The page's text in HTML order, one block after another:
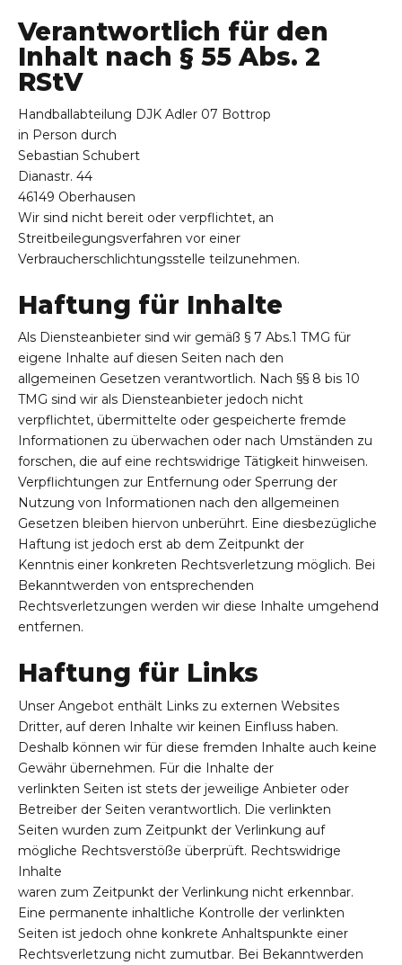
Verantwortlich für den
Inhalt nach § 55 Abs. 2
RStV
Handballabteilung DJK Adler 07 Bottrop
in Person durch
Sebastian Schubert
Dianastr. 44
46149 Oberhausen
Wir sind nicht bereit oder verpflichtet, an
Streitbeilegungsverfahren vor einer
Verbraucherschlichtungsstelle teilzunehmen.
Haftung für Inhalte
Als Diensteanbieter sind wir gemäß § 7 Abs.1 TMG für
eigene Inhalte auf diesen Seiten nach den
allgemeinen Gesetzen verantwortlich. Nach §§ 8 bis 10
TMG sind wir als Diensteanbieter jedoch nicht
verpflichtet, übermittelte oder gespeicherte fremde
Informationen zu überwachen oder nach Umständen zu
forschen, die auf eine rechtswidrige Tätigkeit hinweisen.
Verpflichtungen zur Entfernung oder Sperrung der
Nutzung von Informationen nach den allgemeinen
Gesetzen bleiben hiervon unberührt. Eine diesbezügliche
Haftung ist jedoch erst ab dem Zeitpunkt der
Kenntnis einer konkreten Rechtsverletzung möglich. Bei
Bekanntwerden von entsprechenden
Rechtsverletzungen werden wir diese Inhalte umgehend
entfernen.
Haftung für Links
Unser Angebot enthält Links zu externen Websites
Dritter, auf deren Inhalte wir keinen Einfluss haben.
Deshalb können wir für diese fremden Inhalte auch keine
Gewähr übernehmen. Für die Inhalte der
verlinkten Seiten ist stets der jeweilige Anbieter oder
Betreiber der Seiten verantwortlich. Die verlinkten
Seiten wurden zum Zeitpunkt der Verlinkung auf
mögliche Rechtsverstöße überprüft. Rechtswidrige
Inhalte
waren zum Zeitpunkt der Verlinkung nicht erkennbar.
Eine permanente inhaltliche Kontrolle der verlinkten
Seiten ist jedoch ohne konkrete Anhaltspunkte einer
Rechtsverletzung nicht zumutbar. Bei Bekanntwerden